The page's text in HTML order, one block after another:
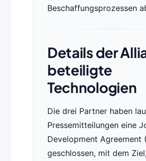
Beschaffungsprozessen
Details der
beteiligte
Technologien
Die drei Partner haben
Pressemitteilungen eine
Development Agreement
geschlossen, mit dem Ziel,